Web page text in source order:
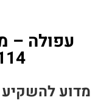
מדוע להשקיע